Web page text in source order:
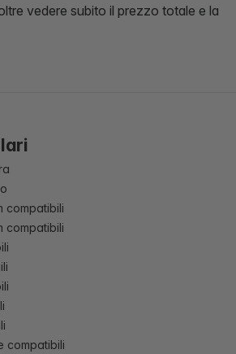
vedere subito il prezzo totale e la
compatibili
compatibili
compatibili